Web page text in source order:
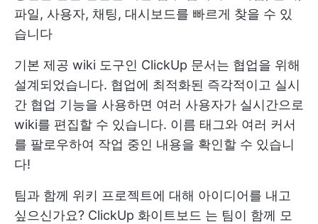
파일, 사용자, 채팅, 대시보드를 빠르게 찾을 수 있
습니다
기본 제공 wiki 도구인 ClickUp 문서는 협업을 위해
설계되었습니다. 협업에 최적화된 즉각적이고 실시
간 협업 기능을 사용하면 여러 사용자가 실시간으로
wiki를 편집할 수 있습니다. 이름 태그와 여러 커서
를 팔로우하여 작업 중인 내용을 확인할 수 있습니
다!
팀과 함께 위키 프로젝트에 대해 아이디어를 내고
싶으신가요? ClickUp 화이트보드 는 팀이 함께 모